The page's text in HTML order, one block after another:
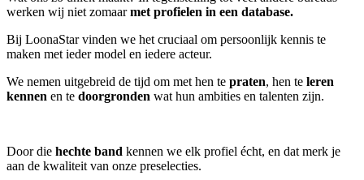
werken wij niet zomaarmet profielen in een database.
Bij LoonaStar vinden we het cruciaal om persoonlijk kennis te
maken met ieder model en iedere acteur.
We nemen uitgebreid de tijd om met hen te praten, hen te leren
kennen en te doorgronden wat hun ambities en talenten zijn.
Door die hechte band kennen we elk profiel écht, en dat merk je
aan de kwaliteit van onze preselecties.